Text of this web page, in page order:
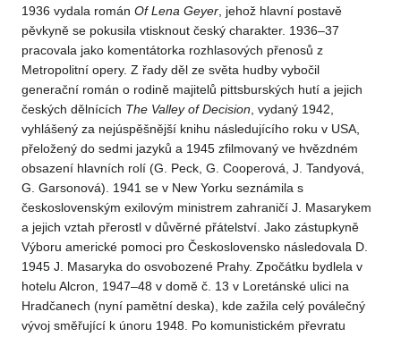
1936 vydala román Of Lena Geyer , jehož hlavní postavě
pěvkyně se pokusila vtisknout český charakter. 1936–37
pracovala jako komentátorka rozhlasových přenosů z
Metropolitní opery. Z řady děl ze světa hudby vybočil
generační román o rodině majitelů pittsburských hutí a jejich
českých dělnících The Valley of Decision , vydaný 1942,
vyhlášený za nejúspěšnější knihu následujícího roku v USA,
přeložený do sedmi jazyků a 1945 zfilmovaný ve hvězdném
obsazení hlavních rolí (G. Peck, G. Cooperová, J. Tandyová,
G. Garsonová). 1941 se v New Yorku seznámila s
československým exilovým ministrem zahraničí J. Masarykem
a jejich vztah přerostl v důvěrné přátelství. Jako zástupkyně
Výboru americké pomoci pro Československo následovala D.
1945 J. Masaryka do osvobozené Prahy. Zpočátku bydlela v
hotelu Alcron, 1947–48 v domě č. 13 v Loretánské ulici na
Hradčanech (nyní pamětní deska), kde zažila celý poválečný
vývoj směřující k únoru 1948. Po komunistickém převratu